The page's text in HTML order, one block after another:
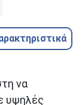
να
υψηλές